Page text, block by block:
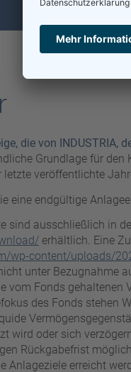
die von INDUSTRIA,
Grundlage für
veröffentlichte
eine endgültige
sind ausschließlich in
erhältlich. Eine
wp-content/uploads/
unter Bezugnahme
vom Fonds gehaltenen
des Fonds stehen
wird oder sich
Rückgabefrist
Anlageziele erreicht